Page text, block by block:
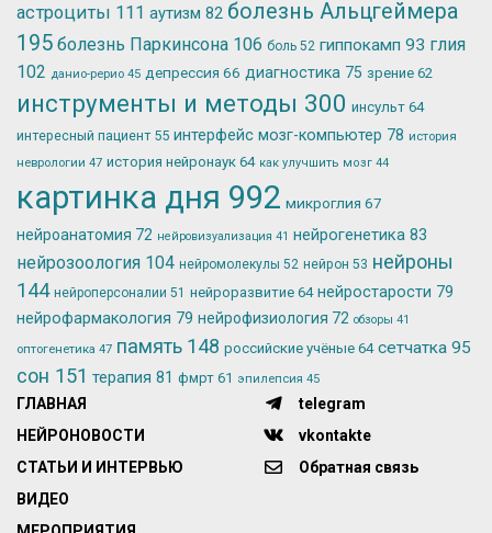
астроциты 111 аутизм 82 болезнь Альцгеймера
195 болезнь Паркинсона 106 боль 52 гиппокамп 93 глия
102 данио-рерио 45 депрессия 66 диагностика 75 зрение 62
инструменты и методы 300 инсульт 64
интересный пациент 55 интерфейс мозг-компьютер 78 история
неврологии 47 история нейронаук 64 как улучшить мозг 44
картинка дня 992 микроглия 67
нейроанатомия 72 нейровизуализация 41 нейрогенетика 83
нейрозоология 104 нейромолекулы 52 нейрон 53 нейроны
144 нейроперсоналии 51 нейроразвитие 64 нейростарости 79
нейрофармакология 79 нейрофизиология 72 обзоры 41
оптогенетика 47 память 148 российские учёные 64 сетчатка 95
сон 151 терапия 81 фмрт 61 эпилепсия 45
ГЛАВНАЯ
НЕЙРОНОВОСТИ
СТАТЬИ И ИНТЕРВЬЮ
ВИДЕО
telegram
vkontakte
Обратная связь